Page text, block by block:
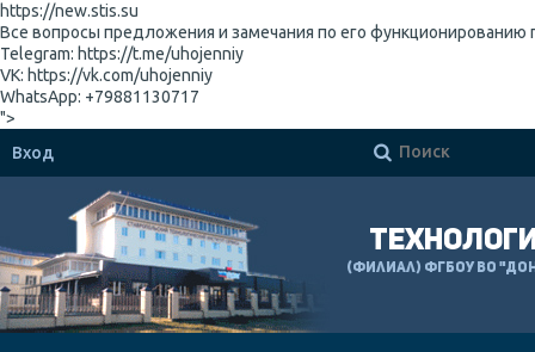
https://new.stis.su
Все вопросы предложения и замечания по его
Telegram: https://t.me/uhojenniy
VK: https://vk.com/uhojenniy
WhatsApp: +79881130717
">
Вход

(филиал) ФГБОУ ВО